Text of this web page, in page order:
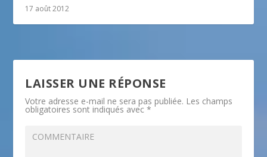
17 août 2012
LAISSER UNE RÉPONSE
Votre adresse e-mail ne sera pas publiée. Les champs
obligatoires sont indiqués avec*